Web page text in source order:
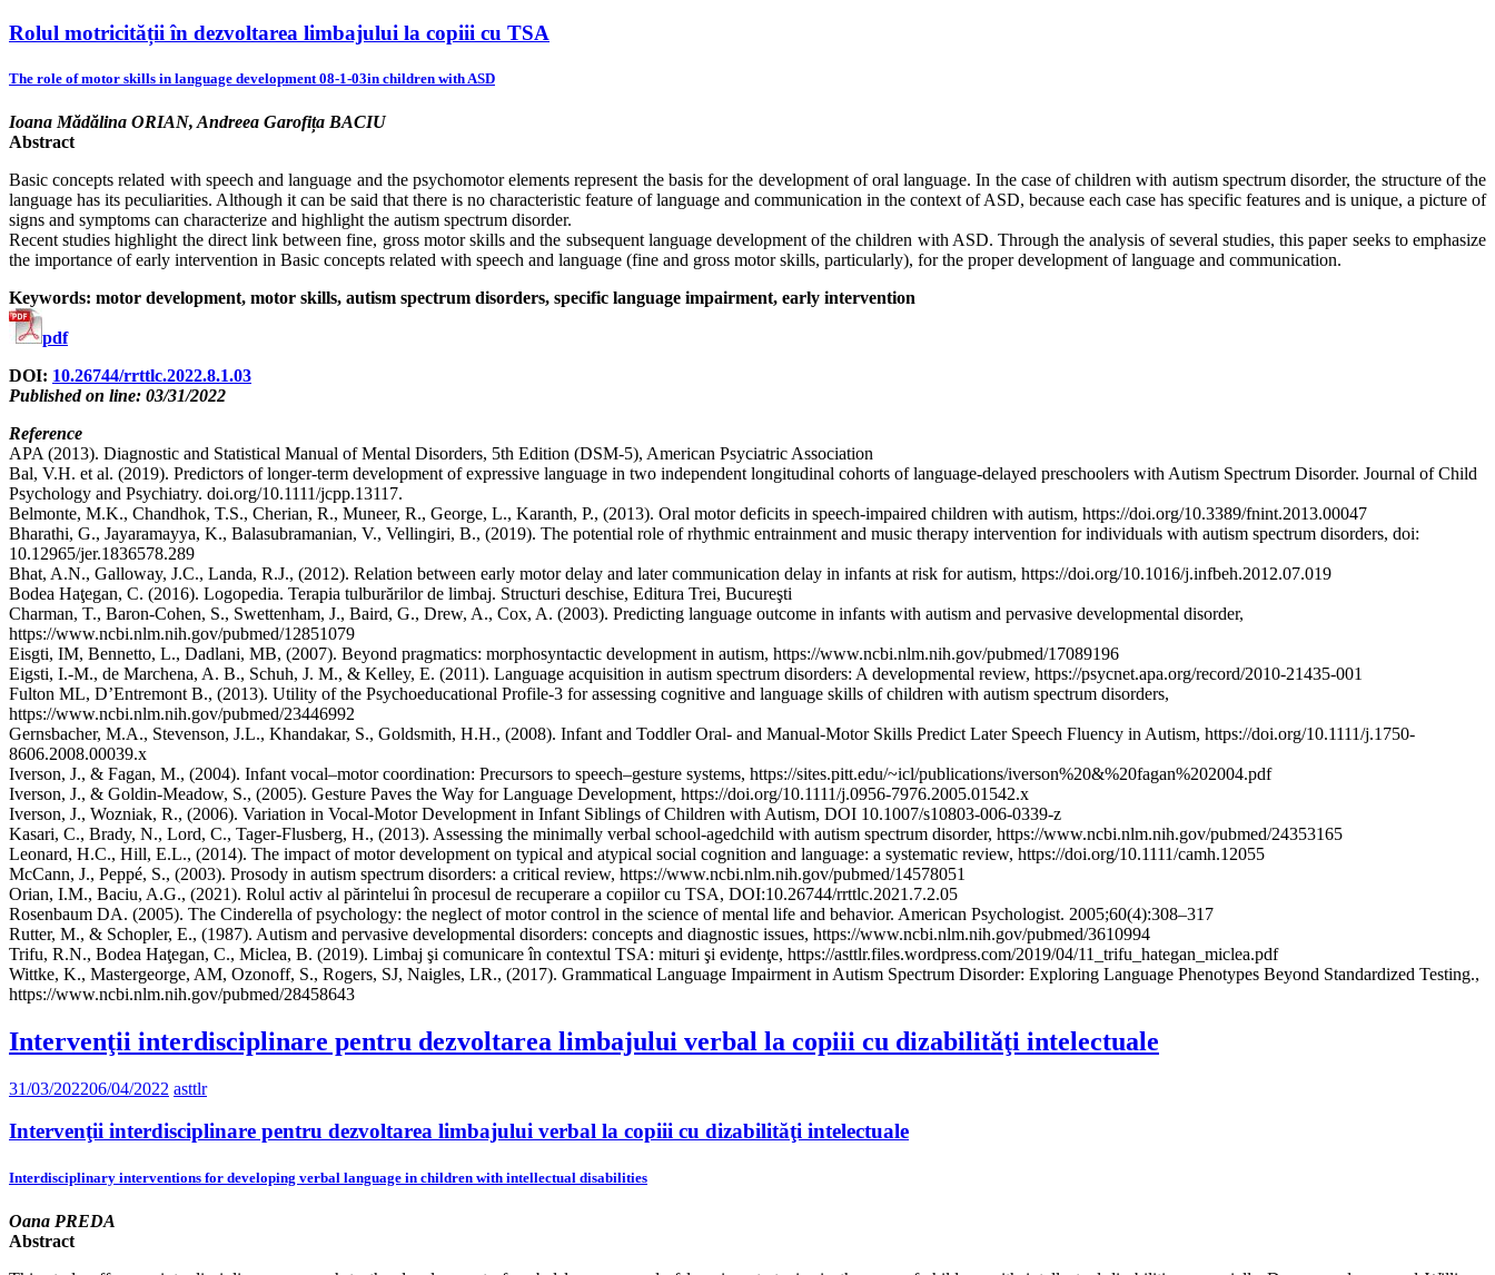
Rolul motricității în dezvoltarea limbajului la copiii cu TSA
The role of motor skills in language development 08-1-03in children with ASD
Ioana Mădălina ORIAN, Andreea Garofița BACIU
Abstract
Basic concepts related with speech and language and the psychomotor elements represent the basis for the development of oral language. In the case of children with autism spectrum disorder, the structure of the
language has its peculiarities. Although it can be said that there is no characteristic feature of language and communication in the context of ASD, because each case has specific features and is unique, a picture of
signs and symptoms can characterize and highlight the autism spectrum disorder.
Recent studies highlight the direct link between fine, gross motor skills and the subsequent language development of the children with ASD. Through the analysis of several studies, this paper seeks to emphasize
the importance of early intervention in Basic concepts related with speech and language (fine and gross motor skills, particularly), for the proper development of language and communication.
Keywords: motor development, motor skills, autism spectrum disorders, specific language impairment, early intervention
pdf
DOI: 10.26744/rrttlc.2022.8.1.03
Published on line: 03/31/2022
Reference
APA (2013). Diagnostic and Statistical Manual of Mental Disorders, 5th Edition (DSM-5), American Psyciatric Association
Bal, V.H. et al. (2019). Predictors of longer‐term development of expressive language in two independent longitudinal cohorts of language‐delayed preschoolers with Autism Spectrum Disorder. Journal of Child
Psychology and Psychiatry. doi.org/10.1111/jcpp.13117.
Belmonte, M.K., Chandhok, T.S., Cherian, R., Muneer, R., George, L., Karanth, P., (2013). Oral motor deficits in speech-impaired children with autism, https://doi.org/10.3389/fnint.2013.00047
Bharathi, G., Jayaramayya, K., Balasubramanian, V., Vellingiri, B., (2019). The potential role of rhythmic entrainment and music therapy intervention for individuals with autism spectrum disorders, doi:
10.12965/jer.1836578.289
Bhat, A.N., Galloway, J.C., Landa, R.J., (2012). Relation between early motor delay and later communication delay in infants at risk for autism, https://doi.org/10.1016/j.infbeh.2012.07.019
Bodea Haţegan, C. (2016). Logopedia. Terapia tulburărilor de limbaj. Structuri deschise, Editura Trei, Bucureşti
Charman, T., Baron-Cohen, S., Swettenham, J., Baird, G., Drew, A., Cox, A. (2003). Predicting language outcome in infants with autism and pervasive developmental disorder,
https://www.ncbi.nlm.nih.gov/pubmed/12851079
Eisgti, IM, Bennetto, L., Dadlani, MB, (2007). Beyond pragmatics: morphosyntactic development in autism, https://www.ncbi.nlm.nih.gov/pubmed/17089196
Eigsti, I.-M., de Marchena, A. B., Schuh, J. M., & Kelley, E. (2011). Language acquisition in autism spectrum disorders: A developmental review, https://psycnet.apa.org/record/2010-21435-001
Fulton ML, D’Entremont B., (2013). Utility of the Psychoeducational Profile-3 for assessing cognitive and language skills of children with autism spectrum disorders,
https://www.ncbi.nlm.nih.gov/pubmed/23446992
Gernsbacher, M.A., Stevenson, J.L., Khandakar, S., Goldsmith, H.H., (2008). Infant and Toddler Oral- and Manual-Motor Skills Predict Later Speech Fluency in Autism, https://doi.org/10.1111/j.1750-
8606.2008.00039.x
Iverson, J., & Fagan, M., (2004). Infant vocal–motor coordination: Precursors to speech–gesture systems, https://sites.pitt.edu/~icl/publications/iverson%20&%20fagan%202004.pdf
Iverson, J., & Goldin-Meadow, S., (2005). Gesture Paves the Way for Language Development, https://doi.org/10.1111/j.0956-7976.2005.01542.x
Iverson, J., Wozniak, R., (2006). Variation in Vocal-Motor Development in Infant Siblings of Children with Autism, DOI 10.1007/s10803-006-0339-z
Kasari, C., Brady, N., Lord, C., Tager-Flusberg, H., (2013). Assessing the minimally verbal school-agedchild with autism spectrum disorder, https://www.ncbi.nlm.nih.gov/pubmed/24353165
Leonard, H.C., Hill, E.L., (2014). The impact of motor development on typical and atypical social cognition and language: a systematic review, https://doi.org/10.1111/camh.12055
McCann, J., Peppé, S., (2003). Prosody in autism spectrum disorders: a critical review, https://www.ncbi.nlm.nih.gov/pubmed/14578051
Orian, I.M., Baciu, A.G., (2021). Rolul activ al părintelui în procesul de recuperare a copiilor cu TSA, DOI:10.26744/rrttlc.2021.7.2.05
Rosenbaum DA. (2005). The Cinderella of psychology: the neglect of motor control in the science of mental life and behavior. American Psychologist. 2005;60(4):308–317
Rutter, M., & Schopler, E., (1987). Autism and pervasive developmental disorders: concepts and diagnostic issues, https://www.ncbi.nlm.nih.gov/pubmed/3610994
Trifu, R.N., Bodea Haţegan, C., Miclea, B. (2019). Limbaj şi comunicare în contextul TSA: mituri şi evidenţe, https://asttlr.files.wordpress.com/2019/04/11_trifu_hategan_miclea.pdf
Wittke, K., Mastergeorge, AM, Ozonoff, S., Rogers, SJ, Naigles, LR., (2017). Grammatical Language Impairment in Autism Spectrum Disorder: Exploring Language Phenotypes Beyond Standardized Testing.,
https://www.ncbi.nlm.nih.gov/pubmed/28458643
Intervenţii interdisciplinare pentru dezvoltarea limbajului verbal la copiii cu dizabilităţi intelectuale
31/03/202206/04/2022 asttlr
Intervenţii interdisciplinare pentru dezvoltarea limbajului verbal la copiii cu dizabilităţi intelectuale
Interdisciplinary interventions for developing verbal language in children with intellectual disabilities
Oana PREDA
Abstract